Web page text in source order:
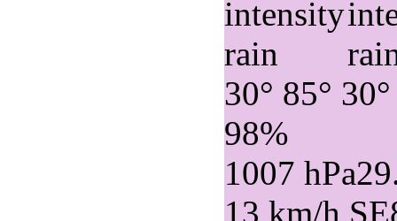
30° 85° 30°
98%
1007 hPa
13 km/h SE